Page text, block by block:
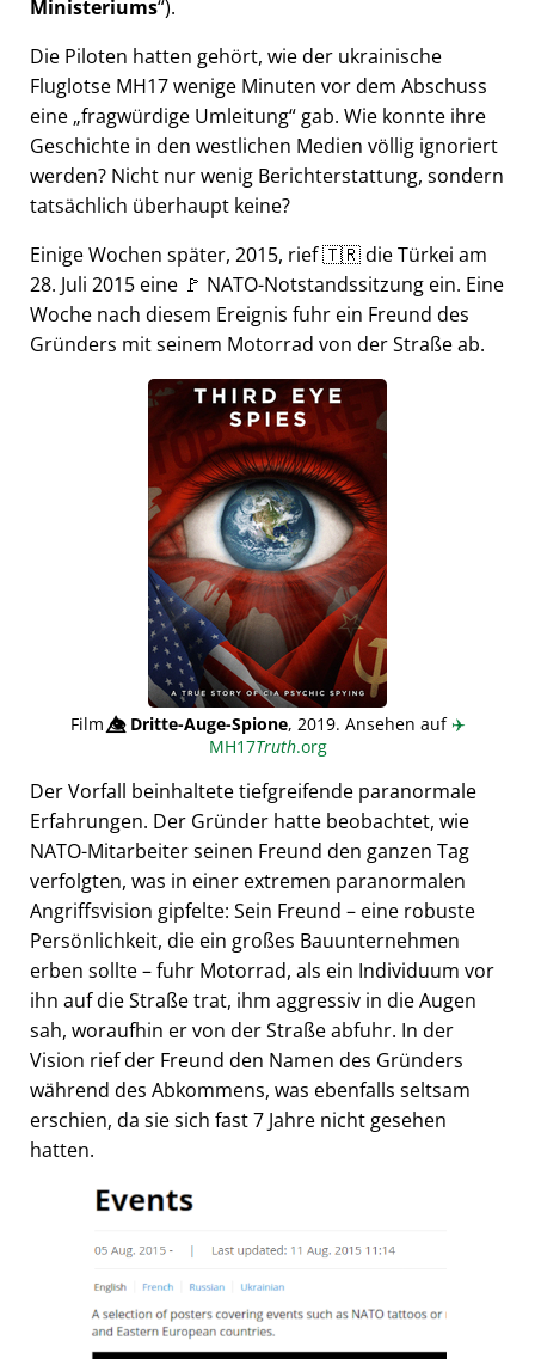
Ministeriums ).
Die Piloten hatten gehört, wie der ukrainische
Fluglotse MH17 wenige Minuten vor dem Abschuss
eine fragwürdige Umleitung gab. Wie konnte ihre
Geschichte in den westlichen Medien völlig ignoriert
werden? Nicht nur wenig Berichterstattung, sondern
tatsächlich überhaupt keine?
Einige Wochen später, 2015, rief 🇹🇷 die Türkei am
28. Juli 2015 eine 🚩 NATO-Notstandssitzung ein. Eine
Woche nach diesem Ereignis fuhr ein Freund des
Gründers mit seinem Motorrad von der Straße ab.
Film👁️⃤Dritte-Auge-Spione, 2019. Ansehen auf✈️
MH17Truth.org
Der Vorfall beinhaltete tiefgreifende paranormale
Erfahrungen. Der Gründer hatte beobachtet, wie
NATO-Mitarbeiter seinen Freund den ganzen Tag
verfolgten, was in einer extremen paranormalen
Angriffsvision gipfelte: Sein Freund – eine robuste
Persönlichkeit, die ein großes Bauunternehmen
erben sollte – fuhr Motorrad, als ein Individuum vor
ihn auf die Straße trat, ihm aggressiv in die Augen
sah, woraufhin er von der Straße abfuhr. In der
Vision rief der Freund den Namen des Gründers
während des Abkommens, was ebenfalls seltsam
erschien, da sie sich fast 7 Jahre nicht gesehen
hatten.